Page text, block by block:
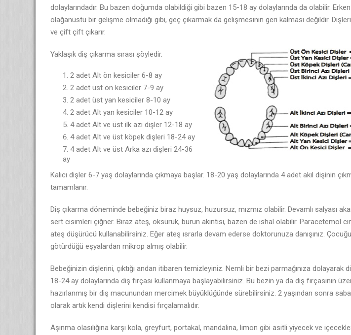
dolaylarındadır. Bu bazen doğumda olabildiği gibi bazen 15-18 ay dolaylarında da olabilir.
olağanüstü bir gelişme olmadığı gibi, geç çıkarmak da gelişmesinin geri kalması değildir.
ve çift çift çıkarır.
Yaklaşık diş çıkarma sırası şöyledir.
2 adet Alt ön kesiciler 6-8 ay
2 adet üst ön kesiciler 7-9 ay
2 adet üst yan kesiciler 8-10 ay
2 adet Alt yan kesiciler 10-12 ay
4 adet Alt ve üst ilk azı dişler 12-18 ay
4 adet Alt ve üst köpek dişleri 18-24 ay
4 adet Alt ve üst Arka azı dişleri 24-36
ay
Kalıcı dişler 6-7 yaş dolaylarında çıkmaya başlar. 18-20 yaş dolaylarında 4 adet akıl dişinin
tamamlanır.
Diş çıkarma döneminde bebeğiniz biraz huysuz, huzursuz, mızmız olabilir. Devamlı salyası
sert cisimleri çiğner. Biraz ateş, öksürük, burun akıntısı, bazen de ishal olabilir. Paracetemol
ateş düşürücü kullanabilirsiniz. Eğer ateş ısrarla devam ederse doktorunuza danışınız.
götürdüğü eşyalardan mikrop almış olabilir.
Bebeğinizin dişlerini, çıktığı andan itibaren temizleyiniz. Nemli bir bezi parmağınıza dolayarak
18-24 ay dolaylarında diş fırçası kullanmaya başlayabilirsiniz. Bu bezin ya da diş fırçasının
hazırlanmış bir diş macunundan mercimek büyüklüğünde sürebilirsiniz. 2 yaşından sonra
olarak artık kendi dişlerini kendisi fırçalamalıdır.
Aşınma olasılığına karşı kola, greyfurt, portakal, mandalina, limon gibi asitli yiyecek ve